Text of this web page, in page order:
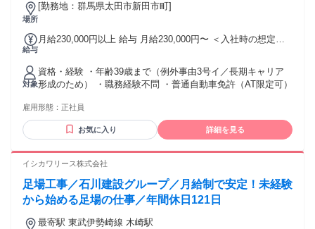
場所
[勤務地：群馬県太田市新田市町]
給与
月給230,000円以上 給与 月給230,000円〜 ＜入社時の想定年
対象
資格・経験 ・年齢39歳まで（例外事由3号イ／長期キャリア
形成のため） ・職務経験不問 ・普通自動車免許（AT限定可）
雇用形態： 正社員
お気に入り 詳細を見る
イシカワリース株式会社
足場工事／石川建設グループ／月給制で安定！未経験
から始める足場の仕事／年間休日121日
最寄駅 東武伊勢崎線 木崎駅